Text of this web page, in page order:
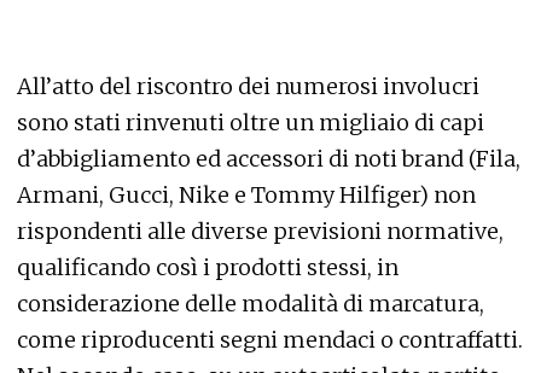
All’atto del riscontro dei numerosi involucri
sono stati rinvenuti oltre un migliaio di capi
d’abbigliamento ed accessori di noti brand (Fila,
Armani, Gucci, Nike e Tommy Hilfiger) non
rispondenti alle diverse previsioni normative,
qualificando così i prodotti stessi, in
considerazione delle modalità di marcatura,
come riproducenti segni mendaci o contraffatti.